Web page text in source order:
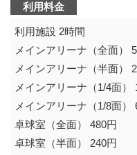
利用料金
利用施設 2時間
メインアリーナ（全面）
メインアリーナ（半面）
メインアリーナ（1/4面）
メインアリーナ（1/8面）
卓球室（全面） 480円
卓球室（半面） 240円